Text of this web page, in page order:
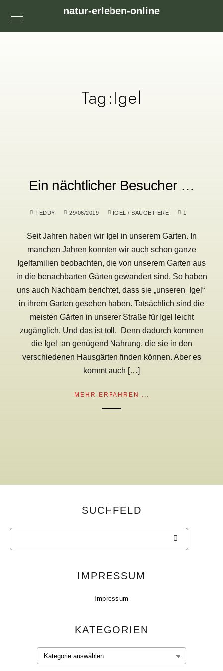
natur-erleben-online
Tag:Igel
Ein nächtlicher Besucher …
TEDDY 29/06/2019 IGEL / SÄUGETIERE 1
Seit Jahren haben wir Igel in unserem Garten. In
manchen Jahren konnten wir auch schon ganze
Igelfamilien beobachten, die von unserem Garten aus
in die benachbarten Gärten gewandert sind. So haben
uns auch Nachbarn berichtet, dass sie „unseren Igel“
in ihrem Garten gesehen haben. Tatsächlich sind die
meisten Gärten in unserer Straße für Igel leicht
zugänglich. Und das ist toll. Denn dadurch kommen
die Igel an genügend Nahrung, die sie in den
verschiedenen Hausgärten finden können. Aber es
kommt auch […]
MEHR ERFAHREN ...
SUCHFELD
IMPRESSUM
Impressum
KATEGORIEN
Kategorien